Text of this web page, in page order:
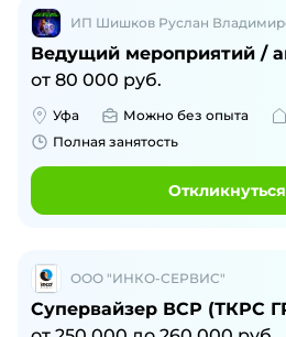
ИП Шишков Руслан
Ведущий мероприятий /
от 80 000 руб.
Уфа Можно без опыта
Полная занятость
Откликнуться
ООО "ИНКО-СЕРВИС"
Супервайзер ВСР (ТКРС